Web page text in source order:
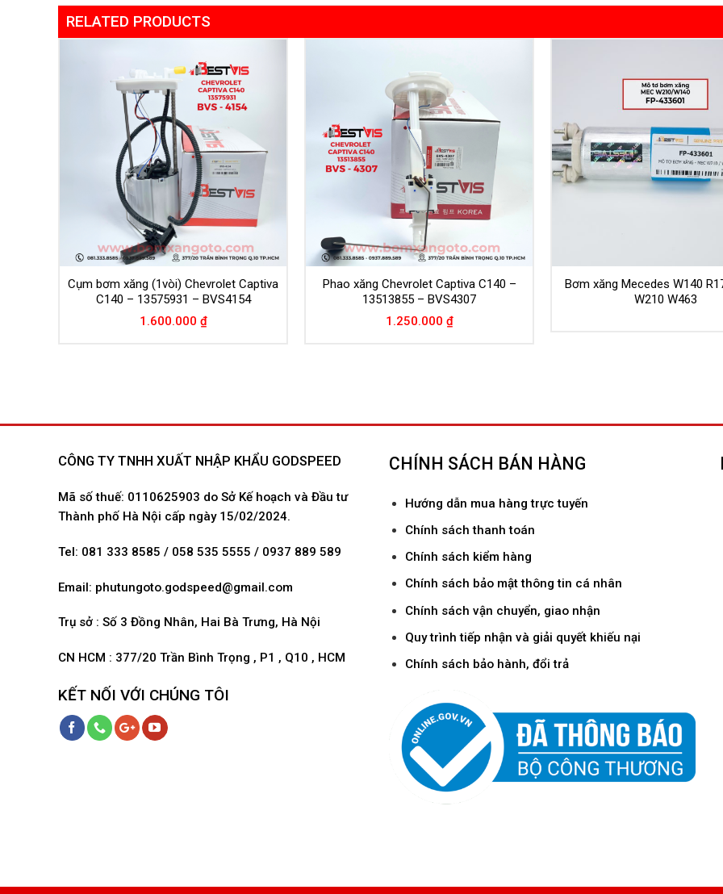
RELATED PRODUCTS
Cụm bơm xăng (1vòi) Chevrolet Captiva
C140 – 13575931 – BVS4154
1.600.000 ₫
Phao xăng Chevrolet Captiva C140 –
13513855 – BVS4307
1.250.000 ₫
Bơm xăng Mecedes W140
W210 W463
CÔNG TY TNHH XUẤT NHẬP KHẨU GODSPEED
Mã số thuế: 0110625903 do Sở Kế hoạch và Đầu tư
Thành phố Hà Nội cấp ngày 15/02/2024.
Tel: 081 333 8585 / 058 535 5555 / 0937 889 589
Email: phutungoto.godspeed@gmail.com
Trụ sở : Số 3 Đồng Nhân, Hai Bà Trưng, Hà Nội
CN HCM : 377/20 Trần Bình Trọng , P1 , Q10 , HCM
KẾT NỐI VỚI CHÚNG TÔI
CHÍNH SÁCH BÁN HÀNG
Hướng dẫn mua hàng trực tuyến
Chính sách thanh toán
Chính sách kiểm hàng
Chính sách bảo mật thông tin cá nhân
Chính sách vận chuyển, giao nhận
Quy trình tiếp nhận và giải quyết khiếu nại
Chính sách bảo hành, đổi trả